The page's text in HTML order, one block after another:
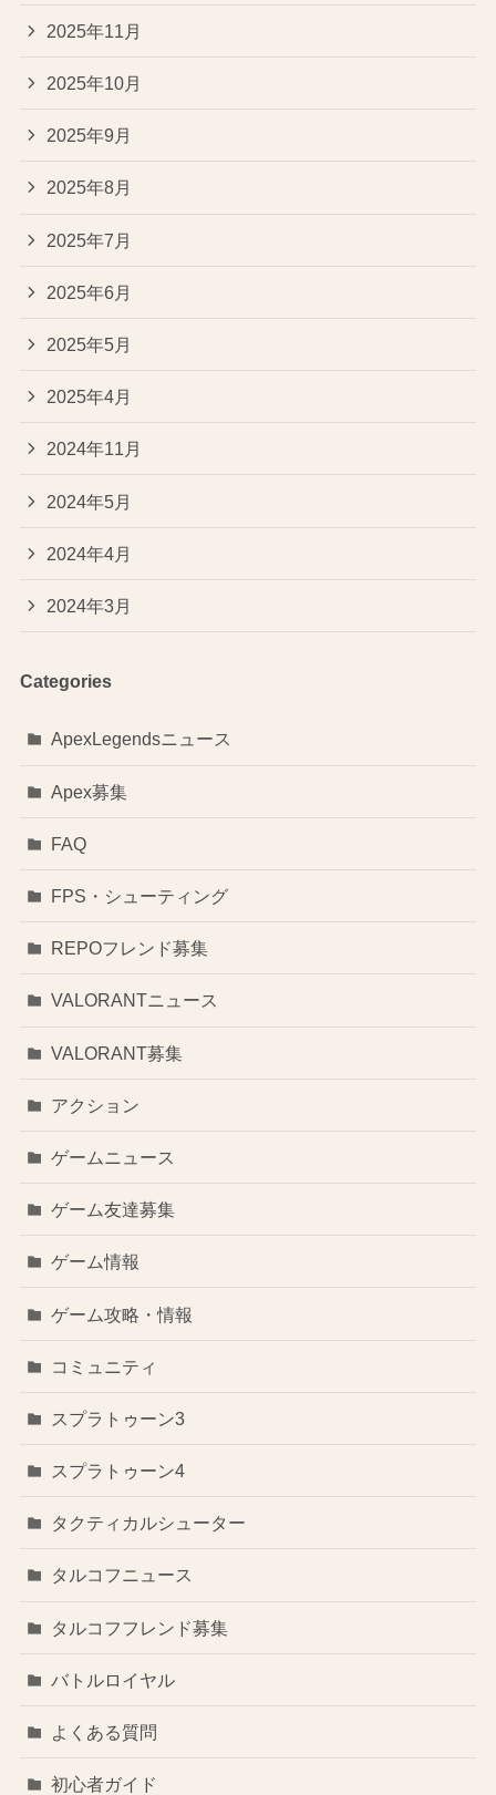
2025年11月
2025年10月
2025年9月
2025年8月
2025年7月
2025年6月
2025年5月
2025年4月
2024年11月
2024年5月
2024年4月
2024年3月
Categories
ApexLegendsニュース
Apex募集
FAQ
FPS・シューティング
REPOフレンド募集
VALORANTニュース
VALORANT募集
アクション
ゲームニュース
ゲーム友達募集
ゲーム情報
ゲーム攻略・情報
コミュニティ
スプラトゥーン3
スプラトゥーン4
タクティカルシューター
タルコフニュース
タルコフフレンド募集
バトルロイヤル
よくある質問
初心者ガイド